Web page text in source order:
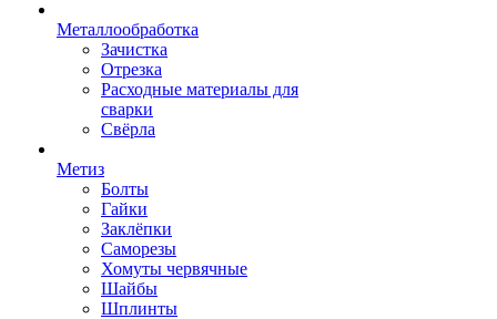
Металлообработка
Зачистка
Отрезка
Расходные материалы для
сварки
Свёрла
Метиз
Болты
Гайки
Заклёпки
Саморезы
Хомуты червячные
Шайбы
Шплинты